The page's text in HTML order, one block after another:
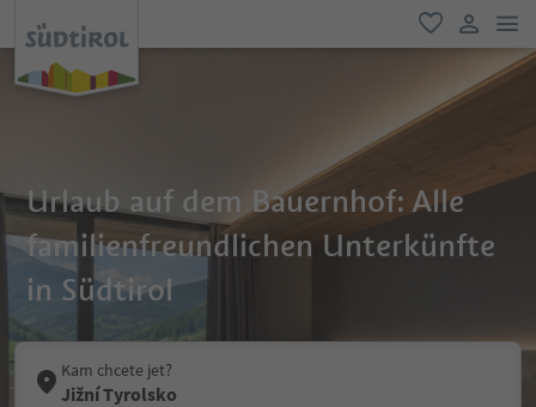
oblíbené
Urlaub auf dem Bauernhof: Alle
familienfreundlichen Unterkünfte
in Südtirol
Kam chcete jet?
Jižní Tyrolsko